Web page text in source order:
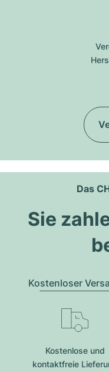
Das
Sie
Kostenloser
Kostenlose und
kontaktfreie